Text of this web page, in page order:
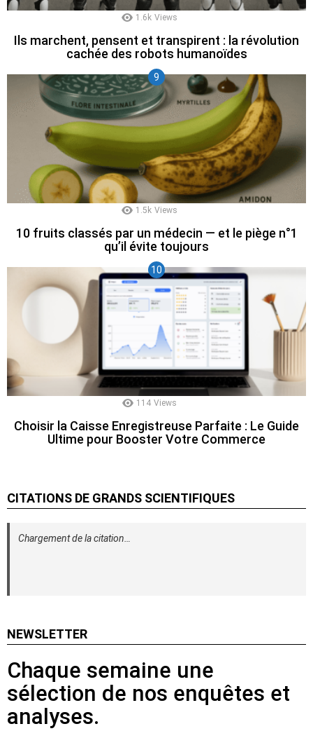
1.6k Views
Ils marchent, pensent et transpirent : la révolution
cachée des robots humanoïdes
1.5k Views
10 fruits classés par un médecin — et le piège n°1
qu’il évite toujours
114 Views
Choisir la Caisse Enregistreuse Parfaite : Le Guide
Ultime pour Booster Votre Commerce
CITATIONS DE GRANDS SCIENTIFIQUES
Chargement de la citation…
NEWSLETTER
Chaque semaine une
sélection de nos enquêtes et
analyses.